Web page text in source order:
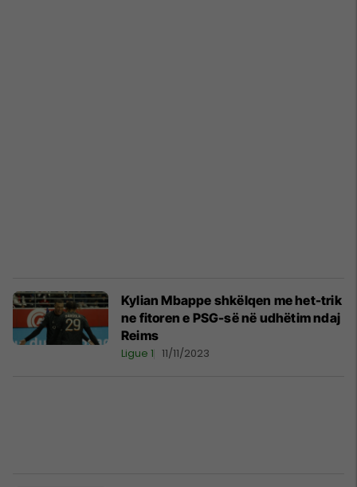
Kylian Mbappe shkëlqen me het-trik
ne fitoren e PSG-së në udhëtim ndaj
Reims
Ligue 1 11/11/2023